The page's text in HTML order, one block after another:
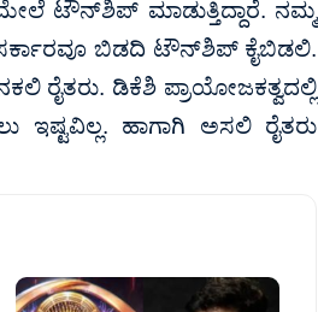
ಟೌನ್‌ಶಿಪ್ ಮಾಡುತ್ತಿದ್ದಾರೆ. ನಮ್ಮ
ಸರ್ಕಾರವೂ ಬಿಡದಿ ಟೌನ್‌ಶಿಪ್ ಕೈಬಿಡಲಿ.
ರೈತರು. ಡಿಕೆಶಿ ಪ್ರಾಯೋಜಕತ್ವದಲ್ಲಿ
ಇಷ್ಟವಿಲ್ಲ. ಹಾಗಾಗಿ ಅಸಲಿ ರೈತರು